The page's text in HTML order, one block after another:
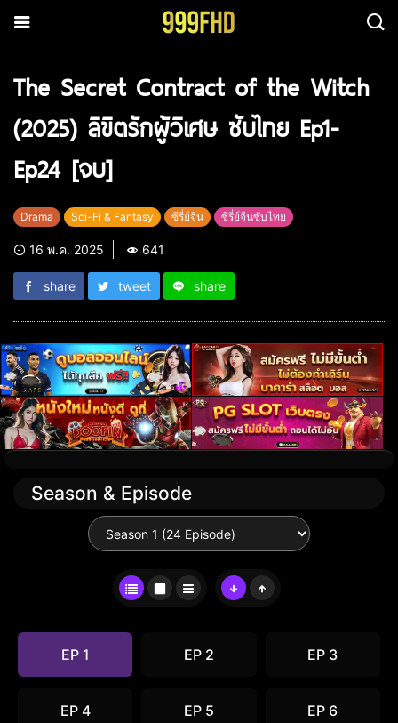
The Secret Contract of the Witch
(2025) ลิขิตรักผู้วิเศษ ซับไทย Ep1-
Ep24 [จบ]
Drama Sci-Fi & Fantasy ซีรี่ย์จีน ซีรี่ย์จีนซับไทย
16 พ.ค. 2025 641
share tweet share
Season & Episode
EP 1 EP 2 EP 3
EP 4 EP 5 EP 6